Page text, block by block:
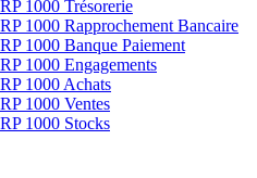
1000 Trésorerie
1000 Rapprochement Bancaire
1000 Banque Paiement
1000 Engagements
1000 Achats
1000 Ventes
1000 Stocks